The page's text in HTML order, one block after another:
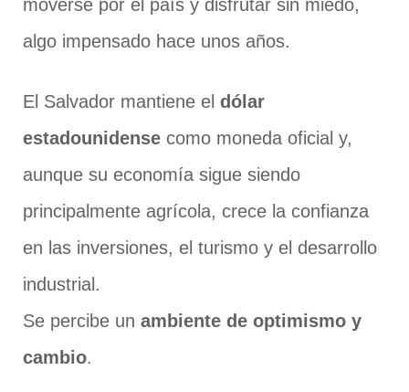
moverse por el país y disfrutar sin miedo,
algo impensado hace unos años.
El Salvador mantiene el dólar
estadounidense como moneda oficial y,
aunque su economía sigue siendo
principalmente agrícola, crece la confianza
en las inversiones, el turismo y el desarrollo
industrial.
Se percibe un ambiente de optimismo y
cambio.